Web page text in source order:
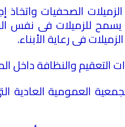
الصحفيات واتخاذ
يسمح للزميلات فى نفس
فى رعاية الأبناء.
التعقيم والنظافة
العمومية العادية